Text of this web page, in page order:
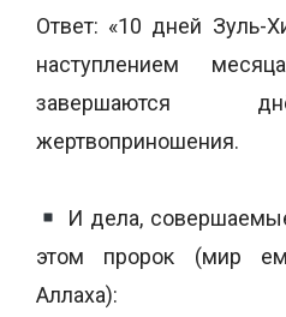
Ответ: «10 дней Зуль-
наступлением
завершаются
жертвоприношения.
И дела,
этом пророк (мир
Аллаха):